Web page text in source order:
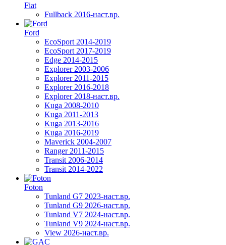
Fiat
Fullback 2016-наст.вр.
Ford
EcoSport 2014-2019
EcoSport 2017-2019
Edge 2014-2015
Explorer 2003-2006
Explorer 2011-2015
Explorer 2016-2018
Explorer 2018-наст.вр.
Kuga 2008-2010
Kuga 2011-2013
Kuga 2013-2016
Kuga 2016-2019
Maverick 2004-2007
Ranger 2011-2015
Transit 2006-2014
Transit 2014-2022
Foton
Tunland G7 2023-наст.вр.
Tunland G9 2026-наст.вр.
Tunland V7 2024-наст.вр.
Tunland V9 2024-наст.вр.
View 2026-наст.вр.